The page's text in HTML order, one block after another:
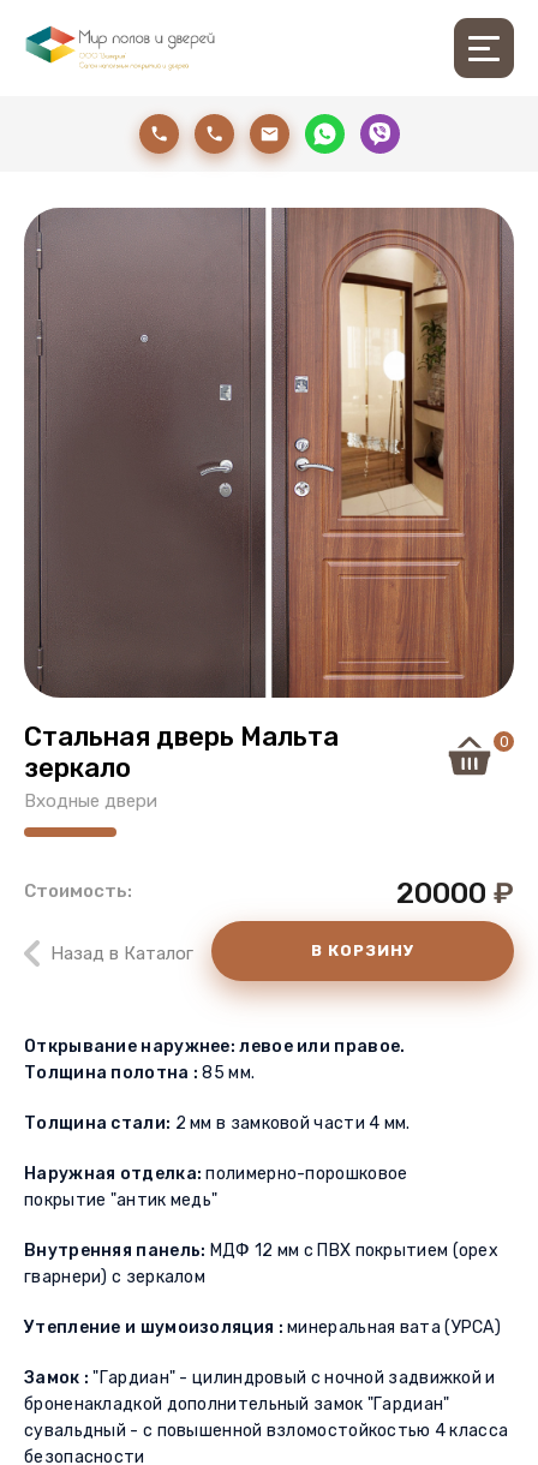
Стальная дверь Мальта
зеркало
Входные двери
0
Стоимость: 20000 ₽
Назад в Каталог В КОРЗИНУ
Открывание наружнее: левое или правое.
Толщина полотна : 85 мм.
Толщина стали: 2 мм в замковой части 4 мм.
Наружная отделка:полимерно-порошковое
покрытие "антик медь"
Внутренняя панель: МДФ 12 мм с ПВХ покрытием (орех
гварнери) с зеркалом
Утепление и шумоизоляция : минеральная вата (УРСА)
Замок : "Гардиан" - цилиндровый с ночной задвижкой и
броненакладкой дополнительный замок "Гардиан"
сувальдный - с повышенной взломостойкостью 4 класса
безопасности